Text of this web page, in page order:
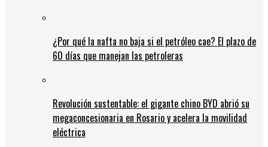
¿Por qué la nafta no baja si el petróleo cae? El plazo de
60 días que manejan las petroleras
Revolución sustentable: el gigante chino BYD abrió su
megaconcesionaria en Rosario y acelera la movilidad
eléctrica